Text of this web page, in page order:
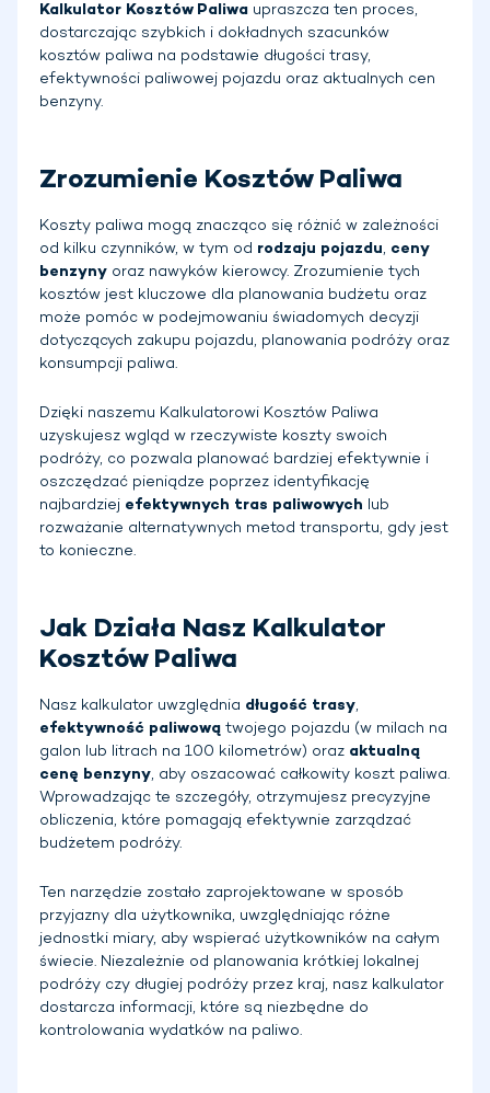
Kalkulator Kosztów Paliwa upraszcza ten proces,
dostarczając szybkich i dokładnych szacunków
kosztów paliwa na podstawie długości trasy,
efektywności paliwowej pojazdu oraz aktualnych cen
benzyny.
Zrozumienie Kosztów Paliwa
Koszty paliwa mogą znacząco się różnić w zależności
od kilku czynników, w tym od rodzaju pojazdu, ceny
benzyny oraz nawyków kierowcy. Zrozumienie tych
kosztów jest kluczowe dla planowania budżetu oraz
może pomóc w podejmowaniu świadomych decyzji
dotyczących zakupu pojazdu, planowania podróży oraz
konsumpcji paliwa.
Dzięki naszemu Kalkulatorowi Kosztów Paliwa
uzyskujesz wgląd w rzeczywiste koszty swoich
podróży, co pozwala planować bardziej efektywnie i
oszczędzać pieniądze poprzez identyfikację
najbardziej efektywnych tras paliwowych lub
rozważanie alternatywnych metod transportu, gdy jest
to konieczne.
Jak Działa Nasz Kalkulator
Kosztów Paliwa
Nasz kalkulator uwzględnia długość trasy,
efektywność paliwową twojego pojazdu (w milach na
galon lub litrach na 100 kilometrów) oraz aktualną
cenę benzyny, aby oszacować całkowity koszt paliwa.
Wprowadzając te szczegóły, otrzymujesz precyzyjne
obliczenia, które pomagają efektywnie zarządzać
budżetem podróży.
Ten narzędzie zostało zaprojektowane w sposób
przyjazny dla użytkownika, uwzględniając różne
jednostki miary, aby wspierać użytkowników na całym
świecie. Niezależnie od planowania krótkiej lokalnej
podróży czy długiej podróży przez kraj, nasz kalkulator
dostarcza informacji, które są niezbędne do
kontrolowania wydatków na paliwo.